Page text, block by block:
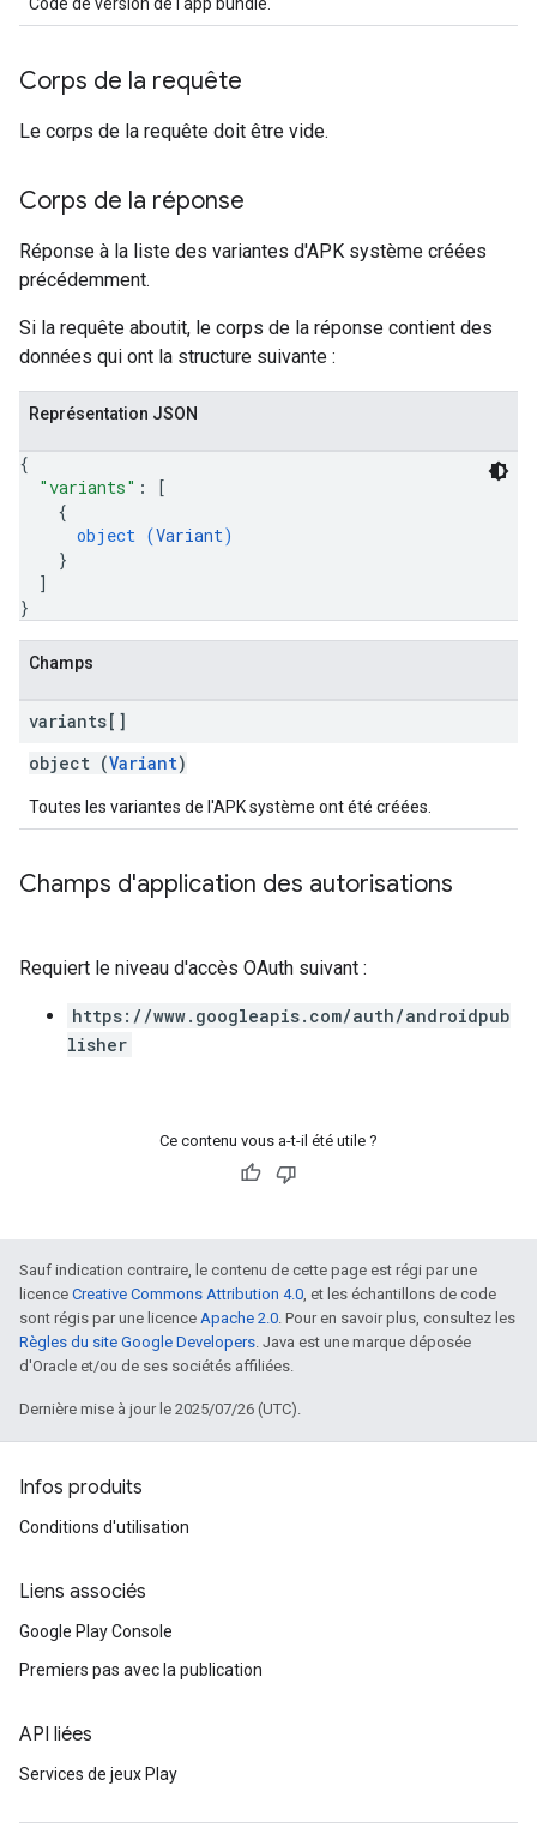
Corps de la requête
Le corps de la requête doit être vide.
Corps de la réponse
Réponse à la liste des variantes d'APK système créées
précédemment.
Si la requête aboutit, le corps de la réponse contient des
données qui ont la structure suivante :
Représentation JSON
{
"variants" :
[
{
object (Variant)
}
]
}
Champs
variants[]
object (Variant)
Toutes les variantes de l'APK système ont été créées.
Champs d'application des autorisations
Requiert le niveau d'accès OAuth suivant :
https://www.googleapis.com/auth/androidpub
lisher
Ce contenu vous a-t-il été utile ?
Sauf indication contraire, le contenu de cette page est régi par une
licence Creative Commons Attribution 4.0, et les échantillons de code
sont régis par une licence Apache 2.0. Pour en savoir plus, consultez les
Règles du site Google Developers. Java est une marque déposée
d'Oracle et/ou de ses sociétés affiliées.
Dernière mise à jour le 2025/07/26 (UTC).
Infos produits
Conditions d'utilisation
Liens associés
Google Play Console
Premiers pas avec la publication
API liées
Services de jeux Play